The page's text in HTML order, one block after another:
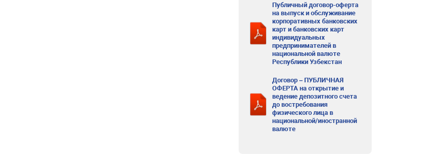
Публичный договор-оферта
на выпуск и обслуживание
корпоративных банковских
карт и банковских карт
индивидуальных
предпринимателей в
национальной валюте
Республики Узбекстан
Договор – ПУБЛИЧНАЯ
ОФЕРТА на открытие и
ведение депозитного счета
до востребования
физического лица в
национальной/иностранной
валюте